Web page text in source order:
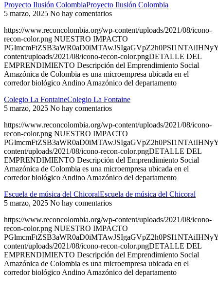
Proyecto Ilusión ColombiaProyecto Ilusión Colombia
5 marzo, 2025 No hay comentarios
https://www.reconcolombia.org/wp-content/uploads/2021/08/icono-
recon-color.png NUESTRO IMPACTO
content/uploads/2021/08/icono-recon-color.pngDETALLE DEL
EMPRENDIMIENTO Descripción del Emprendimiento Social
Amazónica de Colombia es una microempresa ubicada en el
corredor biológico Andino Amazónico del departamento
Colegio La FontaineColegio La Fontaine
5 marzo, 2025 No hay comentarios
https://www.reconcolombia.org/wp-content/uploads/2021/08/icono-
recon-color.png NUESTRO IMPACTO
content/uploads/2021/08/icono-recon-color.pngDETALLE DEL
EMPRENDIMIENTO Descripción del Emprendimiento Social
Amazónica de Colombia es una microempresa ubicada en el
corredor biológico Andino Amazónico del departamento
Escuela de música del ChicoralEscuela de música del Chicoral
5 marzo, 2025 No hay comentarios
https://www.reconcolombia.org/wp-content/uploads/2021/08/icono-
recon-color.png NUESTRO IMPACTO
content/uploads/2021/08/icono-recon-color.pngDETALLE DEL
EMPRENDIMIENTO Descripción del Emprendimiento Social
Amazónica de Colombia es una microempresa ubicada en el
corredor biológico Andino Amazónico del departamento